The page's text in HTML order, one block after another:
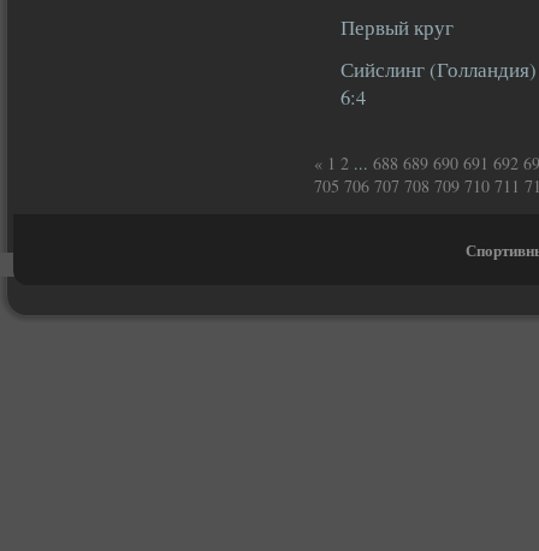
Первый круг
Сийслинг
6:4
« 1 2 ... 688 689 690 691 692
705 706 707 708 709 710 711